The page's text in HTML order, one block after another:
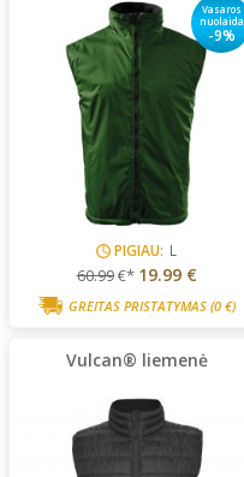
Vasaros
nuolaida
-9%
PIGIAU: L
60.99€* 19.99 €
GREITAS PRISTATYMAS (0 €)
Vulcan® liemenė